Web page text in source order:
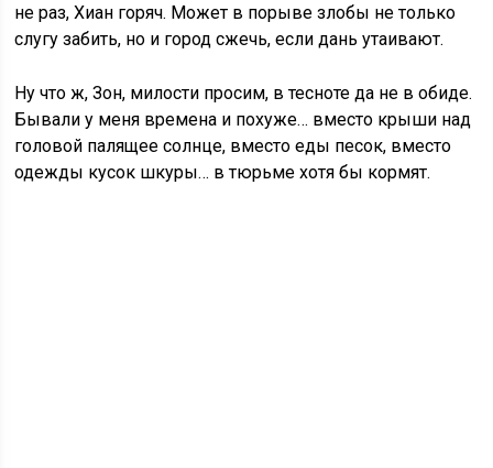
не раз, Хиан горяч. Может в порыве злобы не только
слугу забить, но и город сжечь, если дань утаивают.
Ну что ж, Зон, милости просим, в тесноте да не в обиде.
Бывали у меня времена и похуже… вместо крыши над
головой палящее солнце, вместо еды песок, вместо
одежды кусок шкуры… в тюрьме хотя бы кормят.